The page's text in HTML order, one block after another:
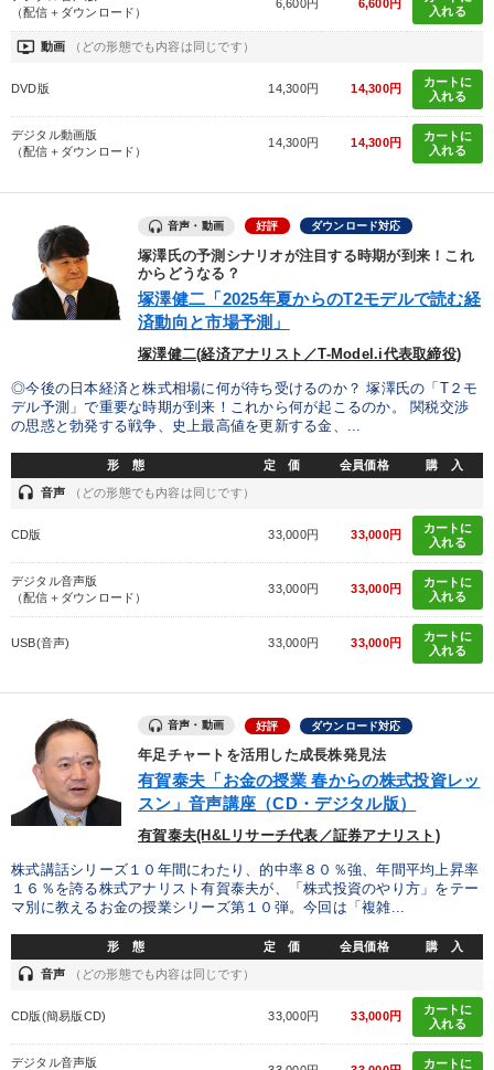
（配信＋ダウンロード）
6,600円 6,600円
入れる
ondemand_video 動画 （どの形態でも内容は同じです）
DVD版 14,300円 14,300円
カートに
入れる
デジタル動画版
（配信＋ダウンロード）
14,300円 14,300円
カートに
入れる
音声・動画 好評 ダウンロード対応
塚澤氏の予測シナリオが注目する時期が到来！これ
からどうなる？
塚澤健二「2025年夏からのT2モデルで読む経
済動向と市場予測」
塚澤健二(経済アナリスト／T-Model.i代表取締役)
◎今後の日本経済と株式相場に何が待ち受けるのか？ 塚澤氏の「T２モ
デル予測」で重要な時期が到来！これから何が起こるのか。 関税交渉
の思惑と勃発する戦争、史上最高値を更新する金、...
形 態 定 価 会員価格 購 入
headset 音声 （どの形態でも内容は同じです）
CD版 33,000円 33,000円
カートに
入れる
デジタル音声版
（配信＋ダウンロード）
33,000円 33,000円
カートに
入れる
USB(音声) 33,000円 33,000円
カートに
入れる
音声・動画 好評 ダウンロード対応
年足チャートを活用した成長株発見法
有賀泰夫「お金の授業 春からの株式投資レッ
スン」音声講座（CD・デジタル版）
有賀泰夫(H&Lリサーチ代表／証券アナリスト)
株式講話シリーズ１０年間にわたり、的中率８０％強、年間平均上昇率
１６％を誇る株式アナリスト有賀泰夫が、「株式投資のやり方」をテー
マ別に教えるお金の授業シリーズ第１０弾。今回は「複雑...
形 態 定 価 会員価格 購 入
headset 音声 （どの形態でも内容は同じです）
CD版(簡易版CD) 33,000円 33,000円
カートに
入れる
デジタル音声版 カートに